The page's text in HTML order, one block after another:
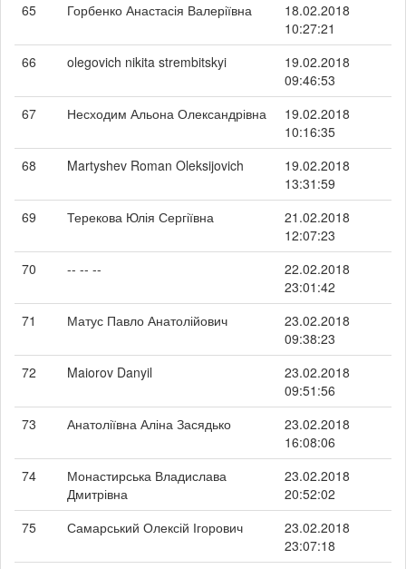
65
Горбенко Анастасія Валеріївна
18.02.2018
10:27:21
66
olegovich nikita strembitskyi
19.02.2018
09:46:53
67
Несходим Альона Олександрівна
19.02.2018
10:16:35
68
Martyshev Roman Oleksijovich
19.02.2018
13:31:59
69
Терекова Юлія Сергіївна
21.02.2018
12:07:23
70
-- -- --
22.02.2018
23:01:42
71
Матус Павло Анатолійович
23.02.2018
09:38:23
72
Maiorov Danyil
23.02.2018
09:51:56
73
Анатоліївна Аліна Засядько
23.02.2018
16:08:06
74
Монастирська Владислава
Дмитрівна
23.02.2018
20:52:02
75
Самарський Олексій Ігорович
23.02.2018
23:07:18